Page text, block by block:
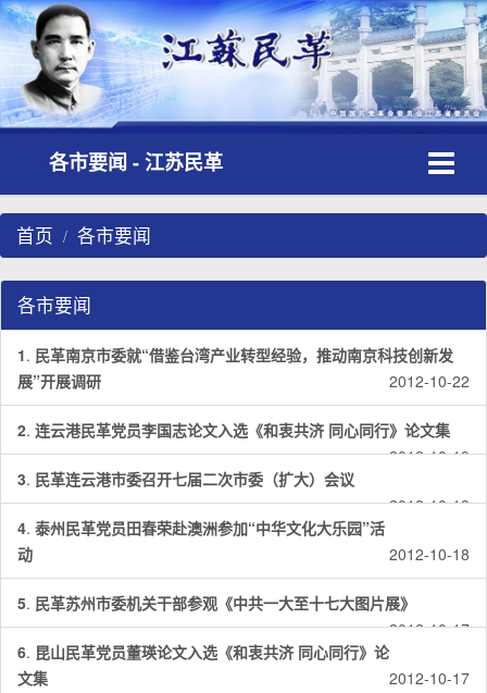
各市要闻 - 江苏民革
首页 各市要闻
各市要闻
1. 民革南京市委就“借鉴台湾产业转型经验，推动南京科技创新发
展”开展调研
2012-10-22
2. 连云港民革党员李国志论文入选《和衷共济 同心同行》论文集
2012-10-19
3. 民革连云港市委召开七届二次市委（扩大）会议
2012-10-19
4. 泰州民革党员田春荣赴澳洲参加“中华文化大乐园”活
动
2012-10-18
5. 民革苏州市委机关干部参观《中共一大至十七大图片展》
2012-10-17
6. 昆山民革党员董瑛论文入选《和衷共济 同心同行》论
文集
2012-10-17